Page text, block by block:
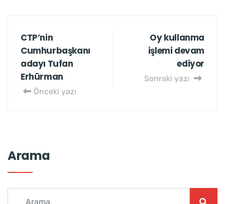
CTP’nin
Cumhurbaşkanı
adayı Tufan
Erhürman
Önceki yazı
Oy kullanma
işlemi devam
ediyor
Sonraki yazı
Arama